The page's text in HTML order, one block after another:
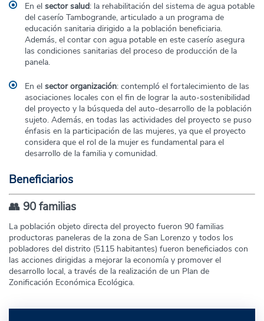
En el sector salud: la rehabilitación del sistema de agua potable
del caserío Tambogrande, articulado a un programa de
educación sanitaria dirigido a la población beneficiaria.
Además, el contar con agua potable en este caserío asegura
las condiciones sanitarias del proceso de producción de la
panela.
En el sector organización: contempló el fortalecimiento de las
asociaciones locales con el fin de lograr la auto-sostenibilidad
del proyecto y la búsqueda del auto-desarrollo de la población
sujeto. Además, en todas las actividades del proyecto se puso
énfasis en la participación de las mujeres, ya que el proyecto
considera que el rol de la mujer es fundamental para el
desarrollo de la familia y comunidad.
Beneficiarios
👥 90 familias
La población objeto directa del proyecto fueron 90 familias
productoras paneleras de la zona de San Lorenzo y todos los
pobladores del distrito (5115 habitantes) fueron beneficiados con
las acciones dirigidas a mejorar la economía y promover el
desarrollo local, a través de la realización de un Plan de
Zonificación Económica Ecológica.